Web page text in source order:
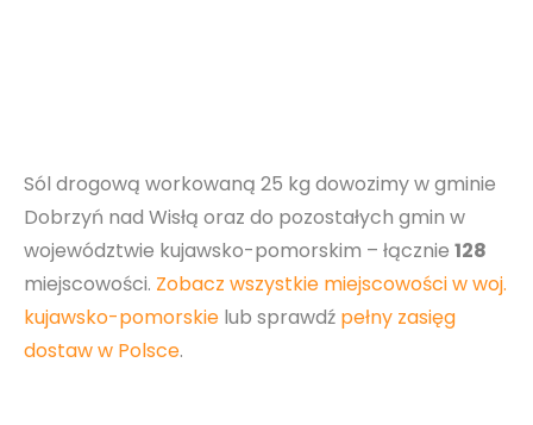
Sól drogową workowaną 25 kg dowozimy w gminie
Dobrzyń nad Wisłą oraz do pozostałych gmin w
województwie kujawsko-pomorskim – łącznie 128
miejscowości. Zobacz wszystkie miejscowości w woj.
kujawsko-pomorskie lub sprawdź pełny zasięg
dostaw w Polsce.